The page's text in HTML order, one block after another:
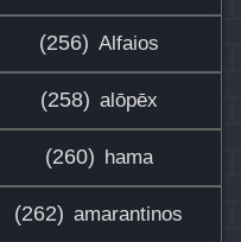
(256) Alfaios
(258) alōpēx
(260) hama
(262) amarantinos